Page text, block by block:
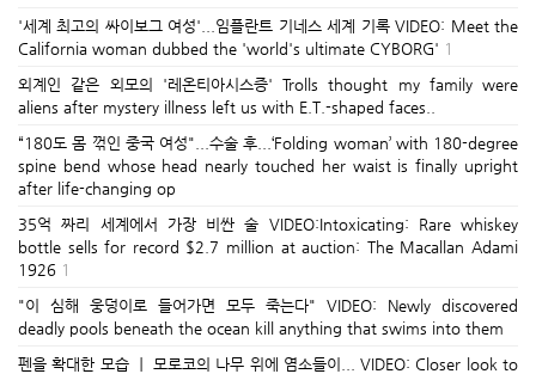
'세계 최고의 싸이보그 여성'...임플란트 기네스 세계 기록 VIDEO: Meet the
California woman dubbed the 'world's ultimate CYBORG' 1
외계인 같은 외모의 '레온티아시스증' Trolls thought my family were
aliens after mystery illness left us with E.T.-shaped faces..
“180도 몸 꺾인 중국 여성"...수술 후...‘Folding woman’ with 180-degree
spine bend whose head nearly touched her waist is finally upright
after life-changing op
35억 짜리 세계에서 가장 비싼 술 VIDEO:Intoxicating: Rare whiskey
bottle sells for record $2.7 million at auction: The Macallan Adami
1926 1
"이 심해 웅덩이로 들어가면 모두 죽는다" VIDEO: Newly discovered
deadly pools beneath the ocean kill anything that swims into them
펜을 확대한 모습 ㅣ 모로코의 나무 위에 염소들이... VIDEO: Closer look to